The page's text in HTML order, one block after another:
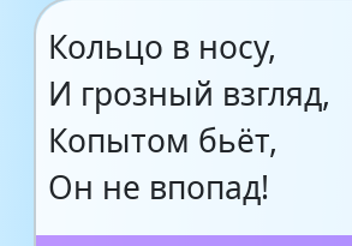
Кольцо в носу,
И грозный взгляд,
Копытом бьёт,
Он не впопад!